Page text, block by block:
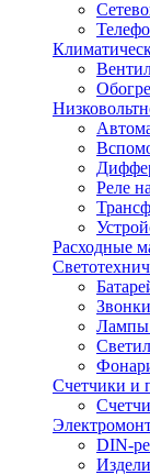
Реле
Расходные
Звонки
Лампы
Счетчики и
DIN-